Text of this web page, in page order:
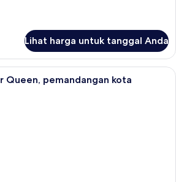
Lihat harga untuk tanggal Anda
Kamar, 1 Tempat Tidur Queen,
Queen, pemandangan kota